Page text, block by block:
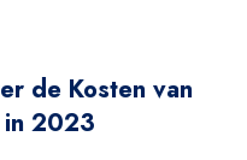
de Kosten van
in 2023